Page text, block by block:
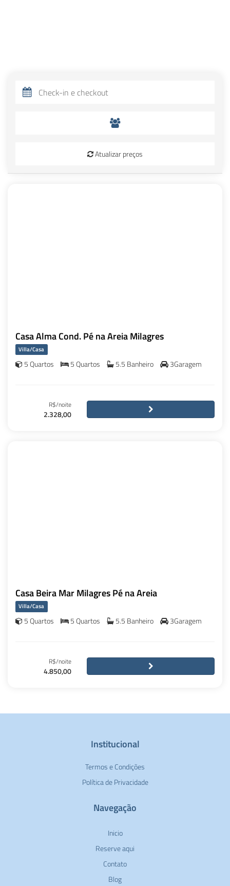
Atualizar preços
Casa Alma Cond. Pé na Areia Milagres
Villa/Casa
5 Quartos 5 Quartos 5.5 Banheiro 3Garagem
R$/noite
2.328,00
Casa Beira Mar Milagres Pé na Areia
Villa/Casa
5 Quartos 5 Quartos 5.5 Banheiro 3Garagem
R$/noite
4.850,00
Institucional
Termos e Condições
Política de Privacidade
Navegação
Inicio
Reserve aqui
Contato
Blog